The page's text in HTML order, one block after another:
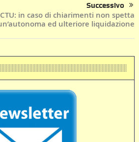
Successivo
CTU: in caso di chiarimenti non spetta
ed ulteriore liquidazione